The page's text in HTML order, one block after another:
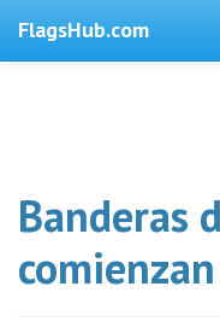
FlagsHub.com
Banderas